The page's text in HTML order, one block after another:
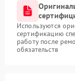
Используются
сертификацию
работу после
обязательств